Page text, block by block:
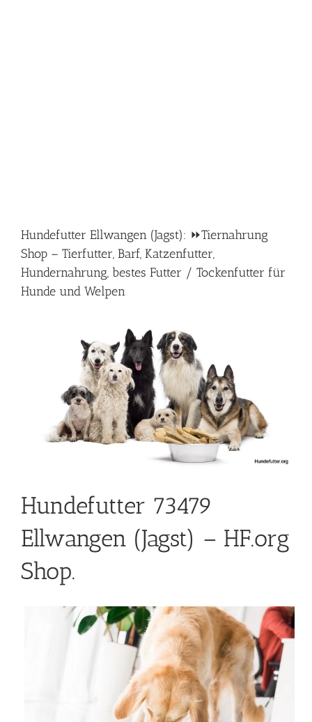
Hundefutter Ellwangen (Jagst): ⏩Tiernahrung
Shop – Tierfutter, Barf, Katzenfutter,
Hundernahrung, bestes Futter / Tockenfutter für
Hunde und Welpen
Hundefutter 73479
Ellwangen (Jagst) – HF.org
Shop.